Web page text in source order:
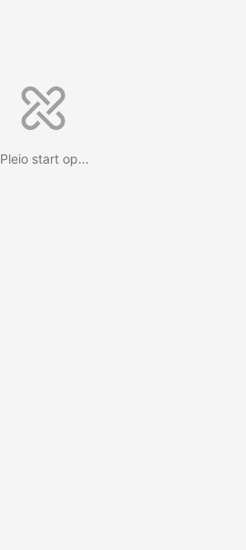
Pleio start op...